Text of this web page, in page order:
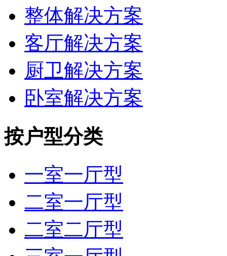
整体解决方案
客厅解决方案
厨卫解决方案
卧室解决方案
按户型分类
一室一厅型
二室一厅型
二室二厅型